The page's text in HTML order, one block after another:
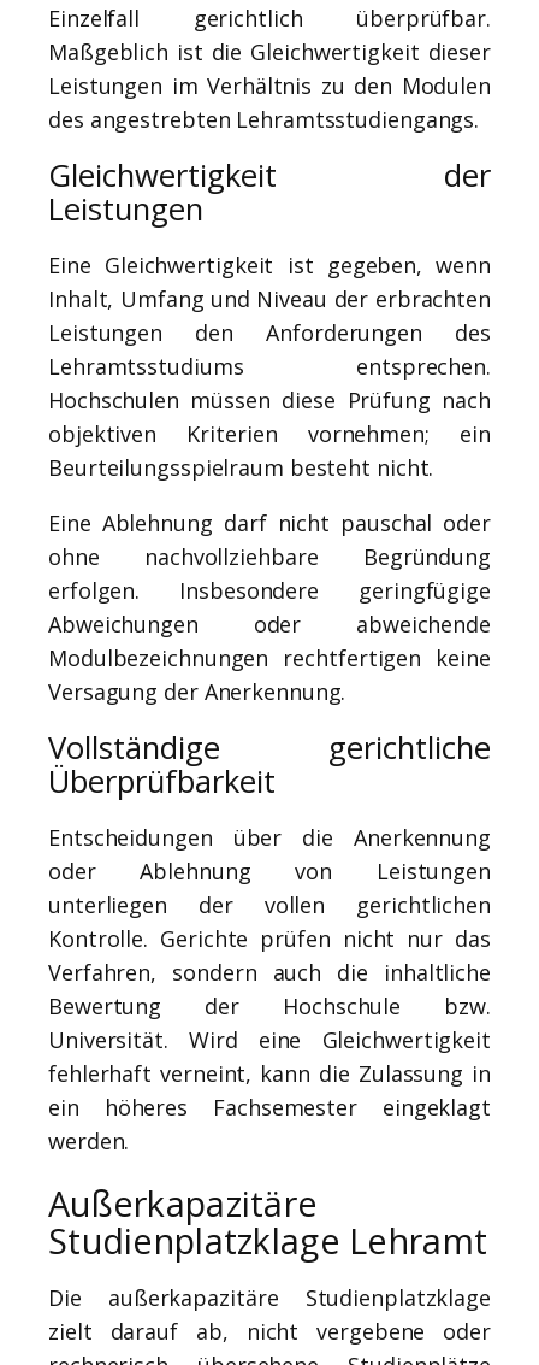
Einzelfall gerichtlich überprüfbar.
Maßgeblich ist die Gleichwertigkeit dieser
Leistungen im Verhältnis zu den Modulen
des angestrebten Lehramtsstudiengangs.
Gleichwertigkeit der
Leistungen
Eine Gleichwertigkeit ist gegeben, wenn
Inhalt, Umfang und Niveau der erbrachten
Leistungen den Anforderungen des
Lehramtsstudiums entsprechen.
Hochschulen müssen diese Prüfung nach
objektiven Kriterien vornehmen; ein
Beurteilungsspielraum besteht nicht.
Eine Ablehnung darf nicht pauschal oder
ohne nachvollziehbare Begründung
erfolgen. Insbesondere geringfügige
Abweichungen oder abweichende
Modulbezeichnungen rechtfertigen keine
Versagung der Anerkennung.
Vollständige gerichtliche
Überprüfbarkeit
Entscheidungen über die Anerkennung
oder Ablehnung von Leistungen
unterliegen der vollen gerichtlichen
Kontrolle. Gerichte prüfen nicht nur das
Verfahren, sondern auch die inhaltliche
Bewertung der Hochschule bzw.
Universität. Wird eine Gleichwertigkeit
fehlerhaft verneint, kann die Zulassung in
ein höheres Fachsemester eingeklagt
werden.
Außerkapazitäre
Studienplatzklage Lehramt
Die außerkapazitäre Studienplatzklage
zielt darauf ab, nicht vergebene oder